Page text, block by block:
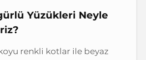
Yüzükleri Neyle
renkli kotlar ile beyaz